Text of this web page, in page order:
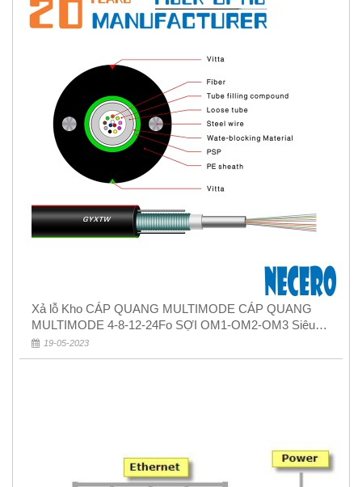
Xả lỗ Kho CÁP QUANG MULTIMODE CÁP QUANG
MULTIMODE 4-8-12-24Fo SỢI OM1-OM2-OM3 Siêu
Rẻ 5k
19-05-2023